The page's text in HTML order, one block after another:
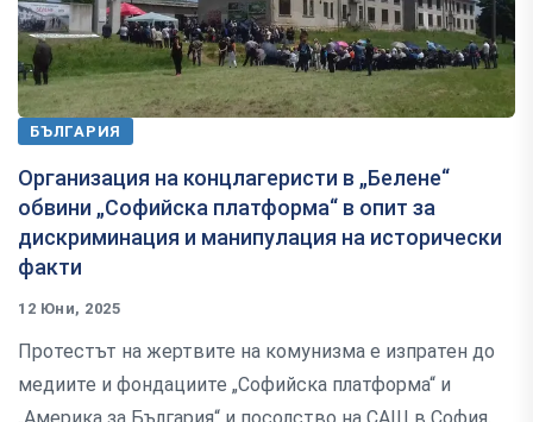
БЪЛГАРИЯ
Организация на концлагеристи в „Белене“
обвини „Софийска платформа“ в опит за
дискриминация и манипулация на исторически
факти
12 Юни, 2025
Протестът на жертвите на комунизма е изпратен до
медиите и фондациите „Софийска платформа“ и